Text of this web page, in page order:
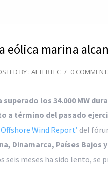
eólica marina
BY : ALTERTEC / 0
los 34.000 MW
a término del pasado
Wind Report’ del
Dinamarca, Países Bajos
meses ha sido lento, se